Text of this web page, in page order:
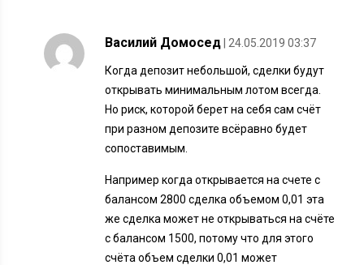
Василий Домосед | 24.05.2019 03:37
Когда депозит небольшой, сделки будут
открывать минимальным лотом всегда.
Но риск, которой берет на себя сам счёт
при разном депозите всёравно будет
сопоставимым.
Например когда открывается на счете с
балансом 2800 сделка объемом 0,01 эта
же сделка может не открываться на счёте
с балансом 1500, потому что для этого
счёта объем сделки 0,01 может